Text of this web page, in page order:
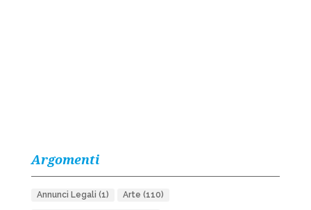
Argomenti
Annunci Legali (1) Arte (110)